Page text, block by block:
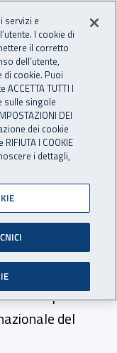
Apri cerca
"La tua
per
del
la
tua opinione
del
servizi e
I cookie di
il corretto
dell’utente,
cookie. Puoi
TUTTI I
sulle singole
DEI
dei cookie
I COOKIE
i dettagli,